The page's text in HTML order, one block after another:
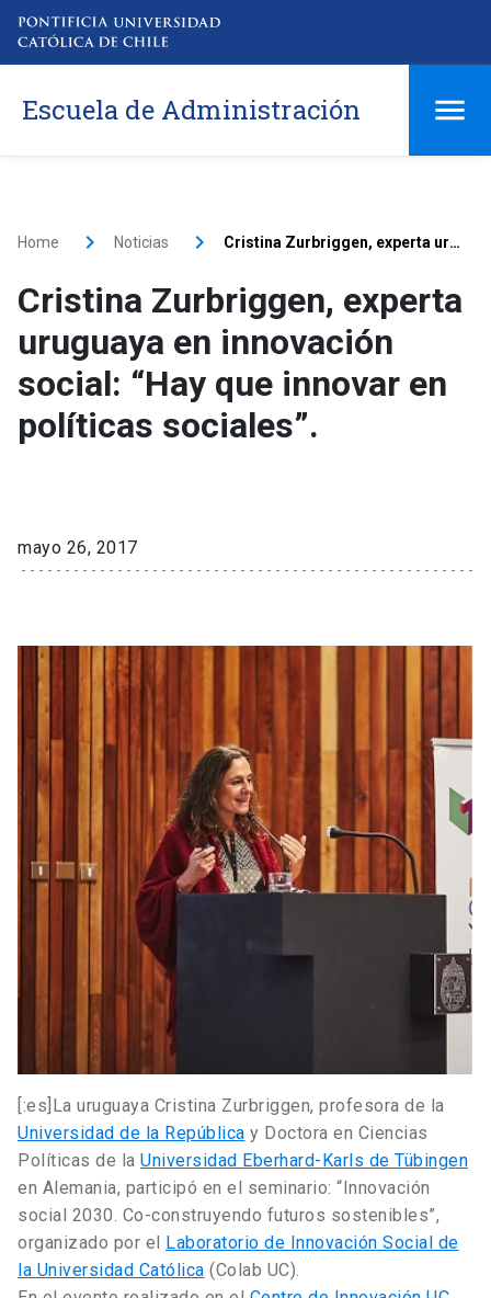
Escuela de Administración
Home Noticias Cristina Zurbriggen, experta uruguaya en innovación social: “Hay que innovar en políticas sociales”.
Cristina Zurbriggen, experta
uruguaya en innovación
social: “Hay que innovar en
políticas sociales”.
mayo 26, 2017
[:es]La uruguaya Cristina Zurbriggen, profesora de la
Universidad de la República y Doctora en Ciencias
Políticas de la Universidad Eberhard-Karls de Tübingen
en Alemania, participó en el seminario: “Innovación
social 2030. Co-construyendo futuros sostenibles”,
organizado por el Laboratorio de Innovación Social de
la Universidad Católica (Colab UC).